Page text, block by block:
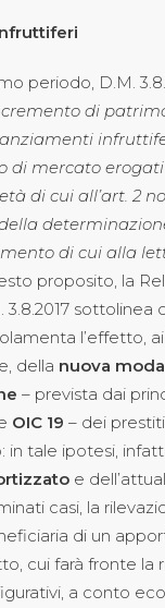
periodo, D.M.
di
di mercato
di cui all’art. 2
di cui alla
proposito, la
3.8.2017 sottolinea
l’effetto,
della nuova
– prevista dai
OIC 19 – dei
in tale ipotesi,
e
casi, la
di un
cui farà fronte la
a conto